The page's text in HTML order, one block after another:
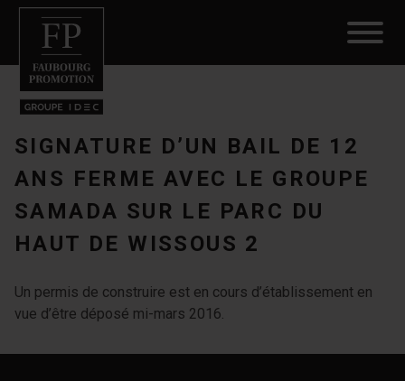
SIGNATURE D’UN BAIL DE 12
ANS FERME AVEC LE GROUPE
SAMADA SUR LE PARC DU
HAUT DE WISSOUS 2
Un permis de construire est en cours d’établissement en
vue d’être déposé mi-mars 2016.